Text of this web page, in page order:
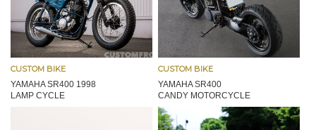
CUSTOM BIKE
YAMAHA SR400 1998
LAMP CYCLE
CUSTOM BIKE
YAMAHA SR400
CANDY MOTORCYCLE
LABORATORY